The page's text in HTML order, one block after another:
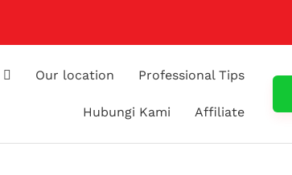
Our location Professional Tips
Hubungi Kami Affiliate